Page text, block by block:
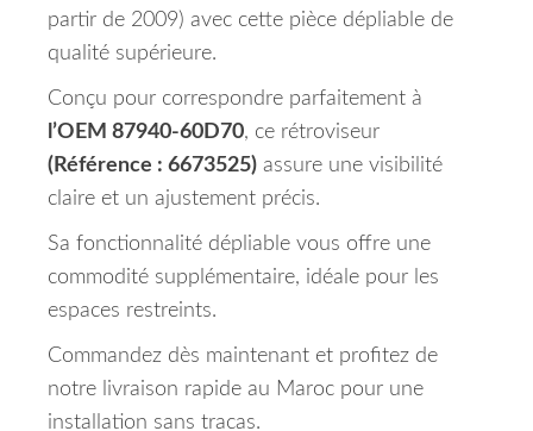
partir de 2009) avec cette pièce dépliable de
qualité supérieure.
Conçu pour correspondre parfaitement à
l’OEM 87940-60D70, ce rétroviseur
(Référence : 6673525) assure une visibilité
claire et un ajustement précis.
Sa fonctionnalité dépliable vous offre une
commodité supplémentaire, idéale pour les
espaces restreints.
Commandez dès maintenant et profitez de
notre livraison rapide au Maroc pour une
installation sans tracas.